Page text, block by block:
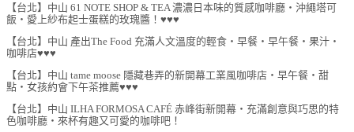
【台北】中山 61 NOTE SHOP & TEA 濃濃日本味的質感咖啡廳‧沖繩塔可
飯‧愛上紗布起士蛋糕的玫瑰醬！♥♥♥
【台北】中山 產出The Food 充滿人文溫度的輕食‧早餐‧早午餐‧果汁‧
咖啡店♥♥♥
【台北】中山 tame moose 隱藏巷弄的新開幕工業風咖啡店‧早午餐‧甜
點‧女孩約會下午茶推薦♥♥♥
【台北】中山 ILHA FORMOSA CAFÉ 赤峰街新開幕‧充滿創意與巧思的特
色咖啡廳‧來杯有趣又可愛的咖啡吧！